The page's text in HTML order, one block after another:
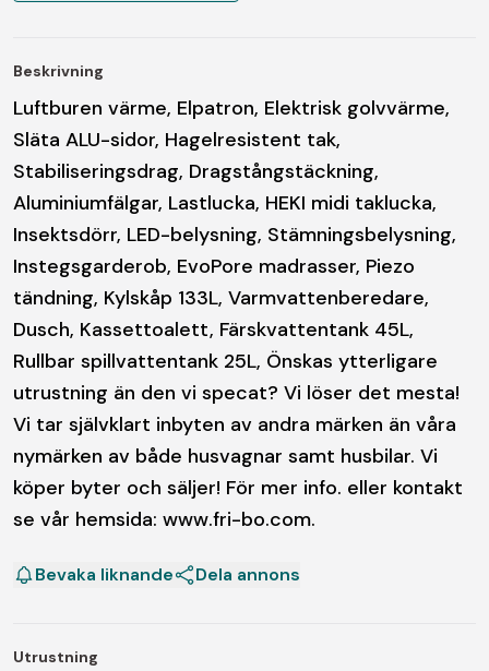
Beskrivning
Luftburen värme, Elpatron, Elektrisk golvvärme,
Släta ALU-sidor, Hagelresistent tak,
Stabiliseringsdrag, Dragstångstäckning,
Aluminiumfälgar, Lastlucka, HEKI midi taklucka,
Insektsdörr, LED-belysning, Stämningsbelysning,
Instegsgarderob, EvoPore madrasser, Piezo
tändning, Kylskåp 133L, Varmvattenberedare,
Dusch, Kassettoalett, Färskvattentank 45L,
Rullbar spillvattentank 25L, Önskas ytterligare
utrustning än den vi specat? Vi löser det mesta!
Vi tar självklart inbyten av andra märken än våra
nymärken av både husvagnar samt husbilar. Vi
köper byter och säljer! För mer info. eller kontakt
se vår hemsida: www.fri-bo.com.
Bevaka liknande Dela annons
Utrustning